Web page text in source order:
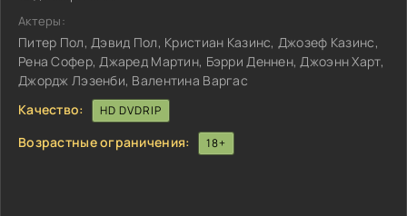
Актеры:
Питер Пол, Дэвид Пол, Кристиан Казинс, Джозеф Казинс,
Рена Софер, Джаред Мартин, Бэрри Деннен, Джоэнн Харт,
Джордж Лэзенби, Валентина Варгас
Качество:
HD DVDRIP
Возрастные ограничения: 18+